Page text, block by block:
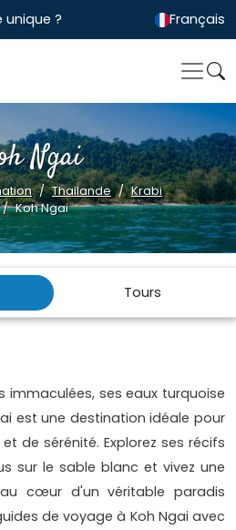
unique ? Français
Ngai
Thailande
Krabi
Koh Ngai
Tours
immaculées, ses eaux turquoise
est une destination idéale pour
de sérénité. Explorez ses récifs
sur le sable blanc et vivez une
au cœur d'un véritable paradis
de voyage à Koh Ngai avec